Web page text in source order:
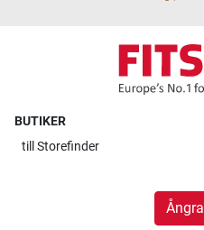
BUTIKER
till Storefinder